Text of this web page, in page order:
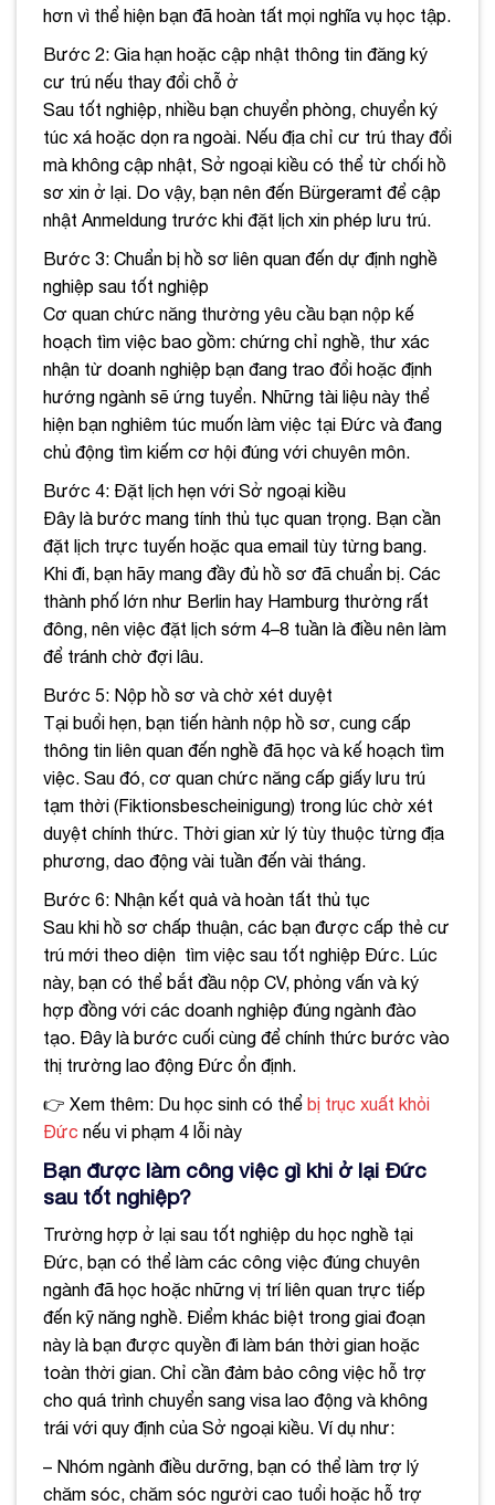
hơn vì thể hiện bạn đã hoàn tất mọi nghĩa vụ học tập.
Bước 2: Gia hạn hoặc cập nhật thông tin đăng ký
cư trú nếu thay đổi chỗ ở
Sau tốt nghiệp, nhiều bạn chuyển phòng, chuyển ký
túc xá hoặc dọn ra ngoài. Nếu địa chỉ cư trú thay đổi
mà không cập nhật, Sở ngoại kiều có thể từ chối hồ
sơ xin ở lại. Do vậy, bạn nên đến Bürgeramt để cập
nhật Anmeldung trước khi đặt lịch xin phép lưu trú.
Bước 3: Chuẩn bị hồ sơ liên quan đến dự định nghề
nghiệp sau tốt nghiệp
Cơ quan chức năng thường yêu cầu bạn nộp kế
hoạch tìm việc bao gồm: chứng chỉ nghề, thư xác
nhận từ doanh nghiệp bạn đang trao đổi hoặc định
hướng ngành sẽ ứng tuyển. Những tài liệu này thể
hiện bạn nghiêm túc muốn làm việc tại Đức và đang
chủ động tìm kiếm cơ hội đúng với chuyên môn.
Bước 4: Đặt lịch hẹn với Sở ngoại kiều
Đây là bước mang tính thủ tục quan trọng. Bạn cần
đặt lịch trực tuyến hoặc qua email tùy từng bang.
Khi đi, bạn hãy mang đầy đủ hồ sơ đã chuẩn bị. Các
thành phố lớn như Berlin hay Hamburg thường rất
đông, nên việc đặt lịch sớm 4–8 tuần là điều nên làm
để tránh chờ đợi lâu.
Bước 5: Nộp hồ sơ và chờ xét duyệt
Tại buổi hẹn, bạn tiến hành nộp hồ sơ, cung cấp
thông tin liên quan đến nghề đã học và kế hoạch tìm
việc. Sau đó, cơ quan chức năng cấp giấy lưu trú
tạm thời (Fiktionsbescheinigung) trong lúc chờ xét
duyệt chính thức. Thời gian xử lý tùy thuộc từng địa
phương, dao động vài tuần đến vài tháng.
Bước 6: Nhận kết quả và hoàn tất thủ tục
Sau khi hồ sơ chấp thuận, các bạn được cấp thẻ cư
trú mới theo diện tìm việc sau tốt nghiệp Đức. Lúc
này, bạn có thể bắt đầu nộp CV, phỏng vấn và ký
hợp đồng với các doanh nghiệp đúng ngành đào
tạo. Đây là bước cuối cùng để chính thức bước vào
thị trường lao động Đức ổn định.
👉 Xem thêm: Du học sinh có thể bị trục xuất khỏi
Đức nếu vi phạm 4 lỗi này
Bạn được làm công việc gì khi ở lại Đức
sau tốt nghiệp?
Trường hợp ở lại sau tốt nghiệp du học nghề tại
Đức, bạn có thể làm các công việc đúng chuyên
ngành đã học hoặc những vị trí liên quan trực tiếp
đến kỹ năng nghề. Điểm khác biệt trong giai đoạn
này là bạn được quyền đi làm bán thời gian hoặc
toàn thời gian. Chỉ cần đảm bảo công việc hỗ trợ
cho quá trình chuyển sang visa lao động và không
trái với quy định của Sở ngoại kiều. Ví dụ như:
– Nhóm ngành điều dưỡng, bạn có thể làm trợ lý
chăm sóc, chăm sóc người cao tuổi hoặc hỗ trợ